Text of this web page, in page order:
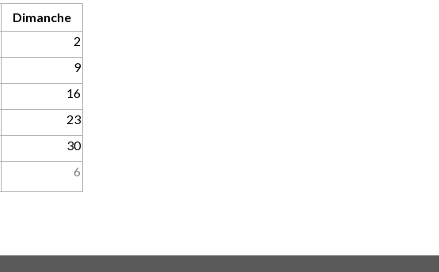
Dimanche
2
9
16
23
30
6